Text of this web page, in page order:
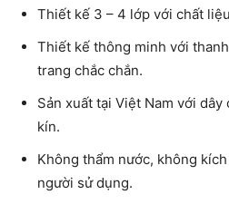
Thiết kế 3 – 4 lớp với chất
Thiết kế thông minh với
trang chắc chắn.
Sản xuất tại Việt Nam với
kín.
Không thẩm nước, không
người sử dụng.